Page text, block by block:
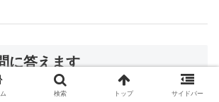
に答えます
検索 トップ サイドバー